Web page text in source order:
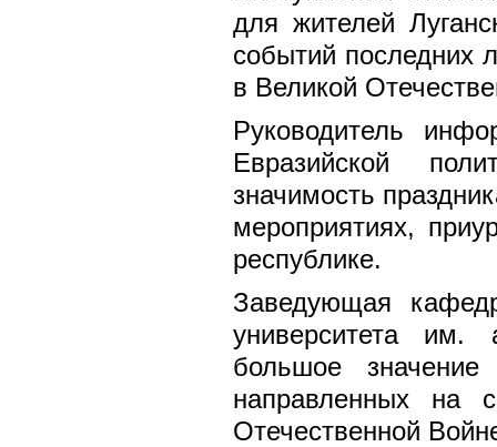
для жителей
событий последних
в Великой
Руководитель
Евразийской
значимость
мероприятиях,
республике.
Заведующая
университета
большое
направленных на
Отечественной